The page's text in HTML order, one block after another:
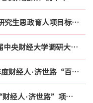
2025年中央财经大学研究生思政育人项目标志性成果发布会暨第四届研究生调研大赛决...
精彩拭目以待！第四届中央财经大学调研大赛决赛即将举办！
关于开展2025-2026年度财经人·济世路“百城万企”中国式现代化实践调研项目、乡村...
招新 | 中央财经大学“财经人·济世路”项目中心等你加入！